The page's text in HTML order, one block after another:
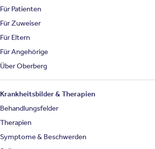
Für Patienten
Für Zuweiser
Für Eltern
Für Angehörige
Über Oberberg
Krankheitsbilder & Therapien
Behandlungsfelder
Therapien
Symptome & Beschwerden